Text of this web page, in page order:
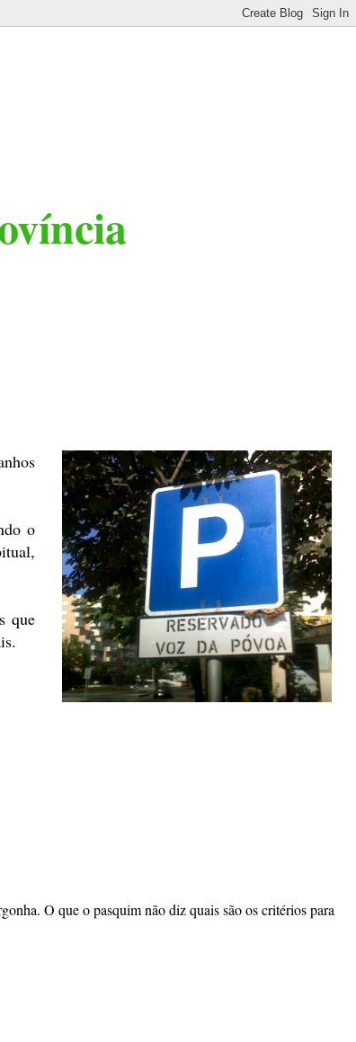
o
que
O que o pasquim não diz quais são os critérios para